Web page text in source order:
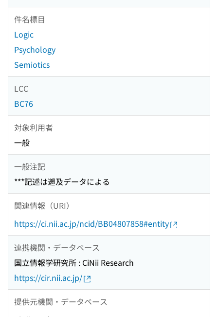
件名標目
Logic
Psychology
Semiotics
LCC
BC76
対象利用者
一般
一般注記
***記述は遡及データによる
関連情報（URI）
https://ci.nii.ac.jp/ncid/BB04807858#entity
連携機関・データベース
国立情報学研究所 : CiNii Research
https://cir.nii.ac.jp/
提供元機関・データベース